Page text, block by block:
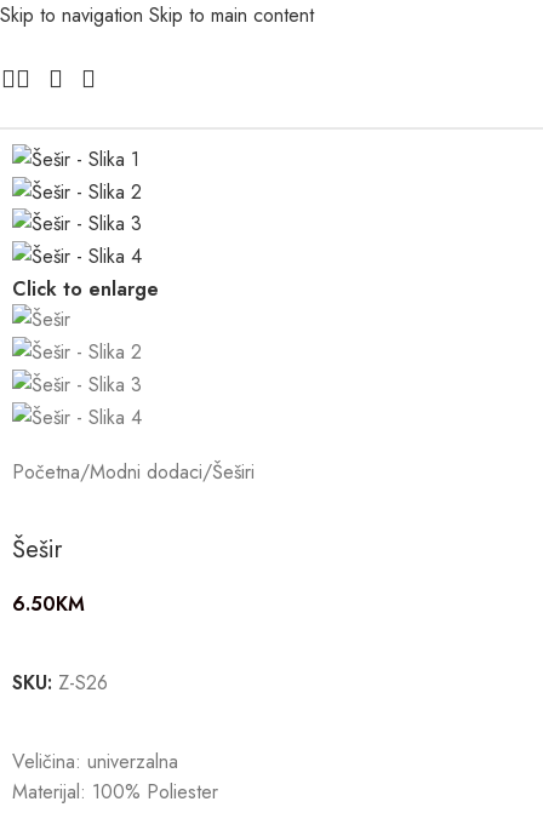
Skip to navigation Skip to main content
Click to enlarge
Početna/Modni dodaci/Šeširi
Šešir
6.50KM
SKU: Z-S26
Veličina: univerzalna
Materijal: 100% Poliester